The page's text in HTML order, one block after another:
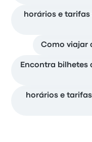
horários e
Como viajar
Encontra bilhetes
horários e